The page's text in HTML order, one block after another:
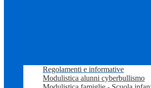
Regolamenti e informative
Modulistica alunni cyberbullismo